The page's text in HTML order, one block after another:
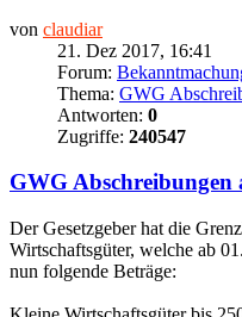
von claudiar
21. Dez 2017, 16:41
Forum:
Thema: GWG
Antworten: 0
Zugriffe: 240547
GWG Abschreibungen
Der Gesetzgeber hat die
Wirtschaftsgüter, welche ab
nun folgende Beträge: